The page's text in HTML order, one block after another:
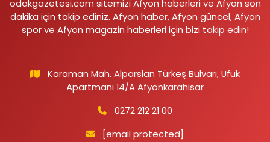
odakgazetesi.com sitemizi Afyon haberleri ve Afyon son
dakika için takip ediniz. Afyon haber, Afyon güncel, Afyon
spor ve Afyon magazin haberleri için bizi takip edin!
Karaman Mah. Alparslan Türkeş Bulvarı, Ufuk
Apartmanı 14/A Afyonkarahisar
0272 212 21 00
[email protected]